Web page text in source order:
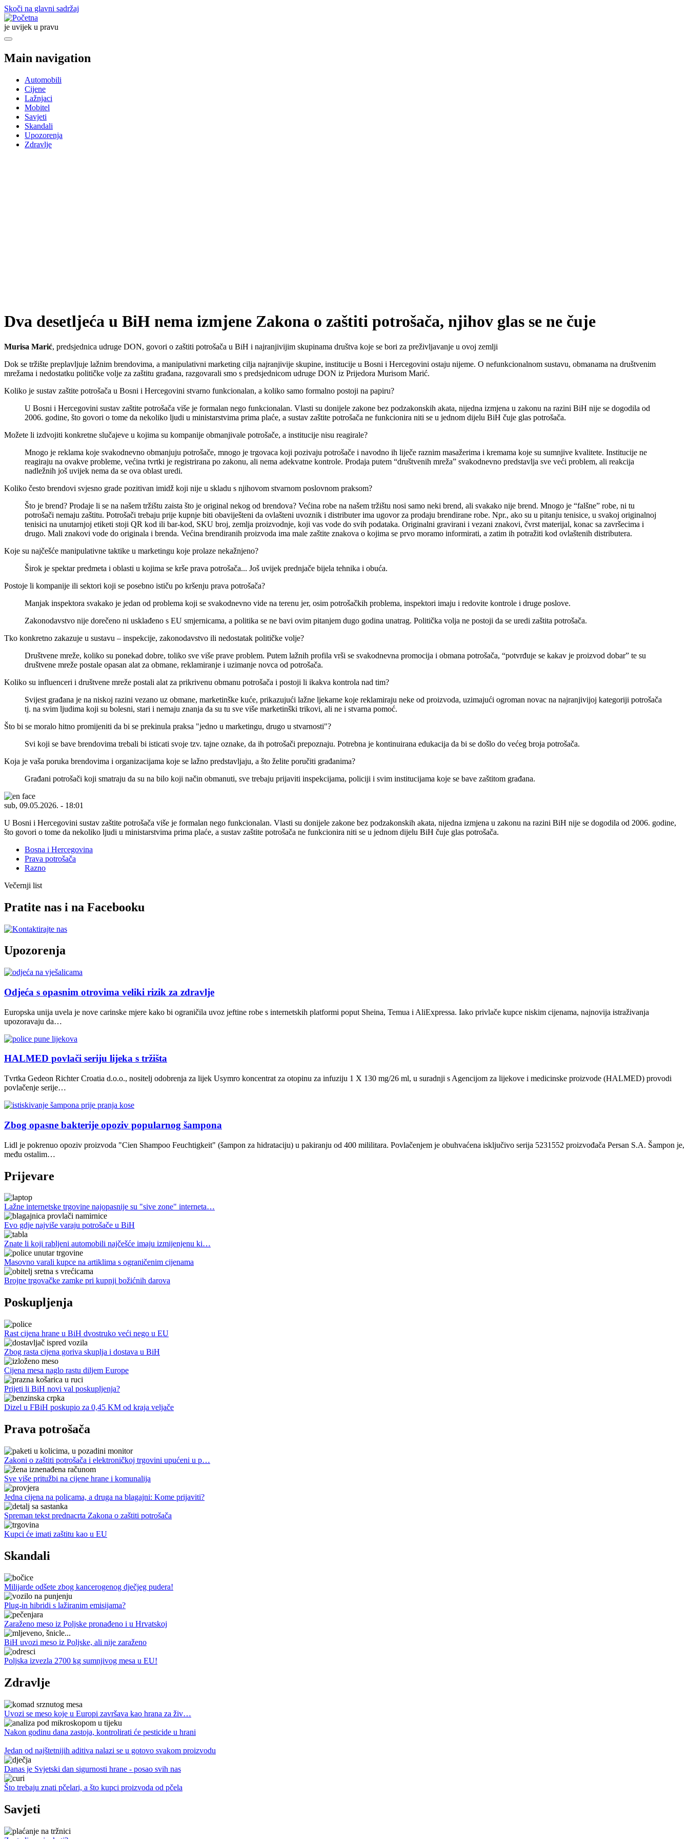
Skoči na glavni sadržaj
je uvijek u pravu
Main navigation
Automobili
Cijene
Lažnjaci
Mobitel
Savjeti
Skandali
Upozorenja
Zdravlje
Dva desetljeća u BiH nema izmjene Zakona o zaštiti potrošača, njihov glas se ne čuje
Murisa Marić, predsjednica udruge DON, govori o zaštiti potrošača u BiH i najranjivijim skupinama društva koje se bori za preživljavanje u ovoj zemlji
Dok se tržište preplavljuje lažnim brendovima, a manipulativni marketing cilja najranjivije skupine, institucije u Bosni i Hercegovini ostaju nijeme. O nefunkcionalnom sustavu, obmanama na društvenim
mrežama i nedostatku političke volje za zaštitu građana, razgovarali smo s predsjednicom udruge DON iz Prijedora Murisom Marić.
Koliko je sustav zaštite potrošača u Bosni i Hercegovini stvarno funkcionalan, a koliko samo formalno postoji na papiru?
U Bosni i Hercegovini sustav zaštite potrošača više je formalan nego funkcionalan. Vlasti su donijele zakone bez podzakonskih akata, nijedna izmjena u zakonu na razini BiH nije se dogodila od
2006. godine, što govori o tome da nekoliko ljudi u ministarstvima prima plaće, a sustav zaštite potrošača ne funkcionira niti se u jednom dijelu BiH čuje glas potrošača.
Možete li izdvojiti konkretne slučajeve u kojima su kompanije obmanjivale potrošače, a institucije nisu reagirale?
Mnogo je reklama koje svakodnevno obmanjuju potrošače, mnogo je trgovaca koji pozivaju potrošače i navodno ih liječe raznim masažerima i kremama koje su sumnjive kvalitete. Institucije ne
reagiraju na ovakve probleme, većina tvrtki je registrirana po zakonu, ali nema adekvatne kontrole. Prodaja putem “društvenih mreža” svakodnevno predstavlja sve veći problem, ali reakcija
nadležnih još uvijek nema da se ova oblast uredi.
Koliko često brendovi svjesno grade pozitivan imidž koji nije u skladu s njihovom stvarnom poslovnom praksom?
Što je brend? Prodaje li se na našem tržištu zaista što je original nekog od brendova? Većina robe na našem tržištu nosi samo neki brend, ali svakako nije brend. Mnogo je “falšne” robe, ni tu
potrošači nemaju zaštitu. Potrošači trebaju prije kupnje biti obaviješteni da ovlašteni uvoznik i distributer ima ugovor za prodaju brendirane robe. Npr., ako su u pitanju tenisice, u svakoj originalnoj
tenisici na unutarnjoj etiketi stoji QR kod ili bar-kod, SKU broj, zemlja proizvodnje, koji vas vode do svih podataka. Originalni gravirani i vezani znakovi, čvrst materijal, konac sa završecima i
drugo. Mali znakovi vode do originala i brenda. Većina brendiranih proizvoda ima male zaštite znakova o kojima se prvo moramo informirati, a zatim ih potražiti kod ovlaštenih distributera.
Koje su najčešće manipulativne taktike u marketingu koje prolaze nekažnjeno?
Širok je spektar predmeta i oblasti u kojima se krše prava potrošača... Još uvijek prednjače bijela tehnika i obuća.
Postoje li kompanije ili sektori koji se posebno ističu po kršenju prava potrošača?
Manjak inspektora svakako je jedan od problema koji se svakodnevno vide na terenu jer, osim potrošačkih problema, inspektori imaju i redovite kontrole i druge poslove.
Zakonodavstvo nije dorečeno ni usklađeno s EU smjernicama, a politika se ne bavi ovim pitanjem dugo godina unatrag. Politička volja ne postoji da se uredi zaštita potrošača.
Tko konkretno zakazuje u sustavu – inspekcije, zakonodavstvo ili nedostatak političke volje?
Društvene mreže, koliko su ponekad dobre, toliko sve više prave problem. Putem lažnih profila vrši se svakodnevna promocija i obmana potrošača, “potvrđuje se kakav je proizvod dobar” te su
društvene mreže postale opasan alat za obmane, reklamiranje i uzimanje novca od potrošača.
Koliko su influenceri i društvene mreže postali alat za prikrivenu obmanu potrošača i postoji li ikakva kontrola nad tim?
Svijest građana je na niskoj razini vezano uz obmane, marketinške kuće, prikazujući lažne ljekarne koje reklamiraju neke od proizvoda, uzimajući ogroman novac na najranjivijoj kategoriji potrošača
tj. na svim ljudima koji su bolesni, stari i nemaju znanja da su tu sve više marketinški trikovi, ali ne i stvarna pomoć.
Što bi se moralo hitno promijeniti da bi se prekinula praksa "jedno u marketingu, drugo u stvarnosti"?
Svi koji se bave brendovima trebali bi isticati svoje tzv. tajne oznake, da ih potrošači prepoznaju. Potrebna je kontinuirana edukacija da bi se došlo do većeg broja potrošača.
Koja je vaša poruka brendovima i organizacijama koje se lažno predstavljaju, a što želite poručiti građanima?
Građani potrošači koji smatraju da su na bilo koji način obmanuti, sve trebaju prijaviti inspekcijama, policiji i svim institucijama koje se bave zaštitom građana.
sub, 09.05.2026. - 18:01
U Bosni i Hercegovini sustav zaštite potrošača više je formalan nego funkcionalan. Vlasti su donijele zakone bez podzakonskih akata, nijedna izmjena u zakonu na razini BiH nije se dogodila od 2006. godine,
što govori o tome da nekoliko ljudi u ministarstvima prima plaće, a sustav zaštite potrošača ne funkcionira niti se u jednom dijelu BiH čuje glas potrošača.
Bosna i Hercegovina
Prava potrošača
Razno
Večernji list
Pratite nas i na Facebooku
Upozorenja
Odjeća s opasnim otrovima veliki rizik za zdravlje
Europska unija uvela je nove carinske mjere kako bi ograničila uvoz jeftine robe s internetskih platformi poput Sheina, Temua i AliExpressa. Iako privlače kupce niskim cijenama, najnovija istraživanja
upozoravaju da…
HALMED povlači seriju lijeka s tržišta
Tvrtka Gedeon Richter Croatia d.o.o., nositelj odobrenja za lijek Usymro koncentrat za otopinu za infuziju 1 X 130 mg/26 ml, u suradnji s Agencijom za lijekove i medicinske proizvode (HALMED) provodi
povlačenje serije…
Zbog opasne bakterije opoziv popularnog šampona
Lidl je pokrenuo opoziv proizvoda "Cien Shampoo Feuchtigkeit" (šampon za hidrataciju) u pakiranju od 400 mililitara. Povlačenjem je obuhvaćena isključivo serija 5231552 proizvođača Persan S.A. Šampon je,
među ostalim…
Prijevare
Lažne internetske trgovine najopasnije su "sive zone" interneta…
Evo gdje najviše varaju potrošače u BiH
Znate li koji rabljeni automobili najčešće imaju izmijenjenu ki…
Masovno varali kupce na artiklima s ograničenim cijenama
Brojne trgovačke zamke pri kupnji božićnih darova
Poskupljenja
Rast cijena hrane u BiH dvostruko veći nego u EU
Zbog rasta cijena goriva skuplja i dostava u BiH
Cijena mesa naglo rastu diljem Europe
Prijeti li BiH novi val poskupljenja?
Dizel u FBiH poskupio za 0,45 KM od kraja veljače
Prava potrošača
Zakoni o zaštiti potrošača i elektroničkoj trgovini upućeni u p…
Sve više pritužbi na cijene hrane i komunalija
Jedna cijena na policama, a druga na blagajni: Kome prijaviti?
Spreman tekst prednacrta Zakona o zaštiti potrošača
Kupci će imati zaštitu kao u EU
Skandali
Milijarde odšete zbog kancerogenog dječjeg pudera!
Plug-in hibridi s lažiranim emisijama?
Zaraženo meso iz Poljske pronađeno i u Hrvatskoj
BiH uvozi meso iz Poljske, ali nije zaraženo
Poljska izvezla 2700 kg sumnjivog mesa u EU!
Zdravlje
Uvozi se meso koje u Europi završava kao hrana za živ…
Nakon godinu dana zastoja, kontrolirati će pesticide u hrani
Jedan od najštetnijih aditiva nalazi se u gotovo svakom proizvodu
Danas je Svjetski dan sigurnosti hrane - posao svih nas
Što trebaju znati pčelari, a što kupci proizvoda od pčela
Savjeti